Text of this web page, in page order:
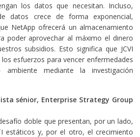
los datos que necesitan. Incluso,
datos crece de forma exponencial,
NetApp ofrecerá un almacenamiento
poder aprovechar al máximo el dinero
subsidios. Esto significa que JCVI
esfuerzos para vencer enfermedades
mediante la investigación
sénior, Enterprise Strategy Group
doble que presentan, por un lado,
estáticos y, por el otro, el crecimiento